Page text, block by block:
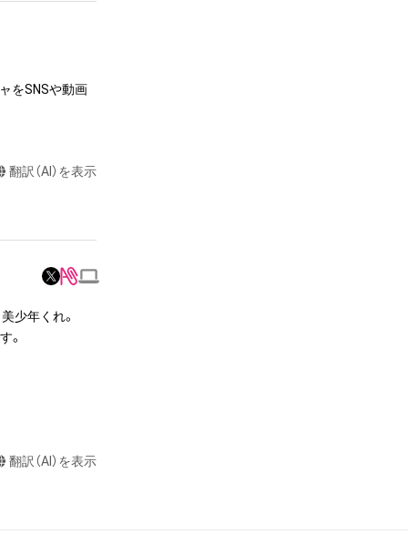
をSNSや動画
に送る
および無料配
はロゴ等を含
取得し、又は
味します。)
たはその管理委
的財産権を有
翻訳（AI）を表示
少年くれ。
。
翻訳（AI）を表示